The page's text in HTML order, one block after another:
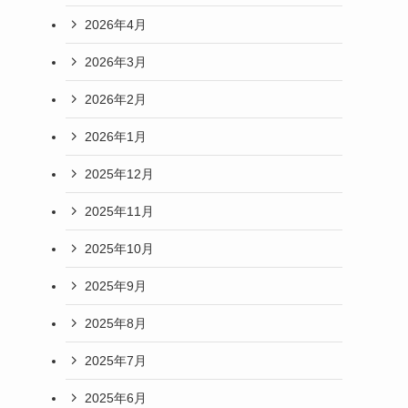
2026年4月
2026年3月
2026年2月
2026年1月
2025年12月
2025年11月
2025年10月
2025年9月
2025年8月
2025年7月
2025年6月